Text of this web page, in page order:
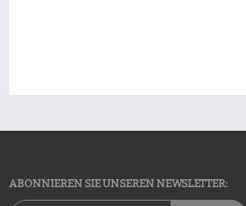
ABONNIEREN SIE UNSEREN NEWSLETTER: